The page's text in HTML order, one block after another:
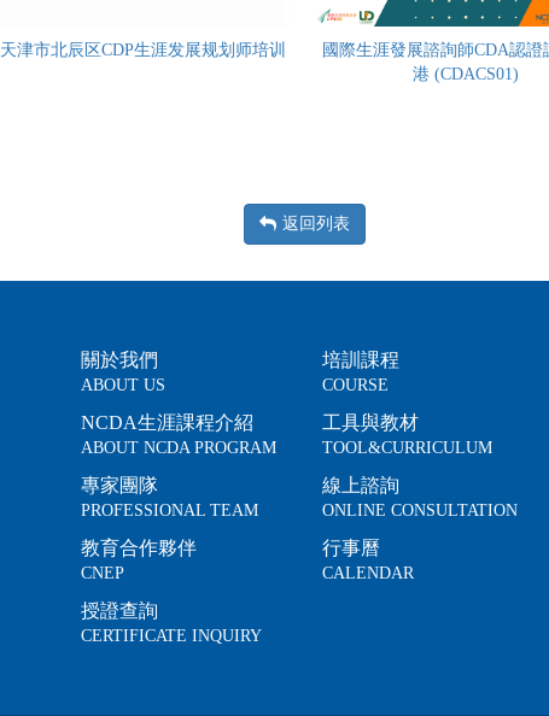
天津市北辰区CDP生涯发展规划师培训
國際生涯發展諮詢師CDA認證
港 (CDACS01)
返回列表
關於我們
ABOUT US
NCDA生涯課程介紹
ABOUT NCDA PROGRAM
專家團隊
PROFESSIONAL TEAM
教育合作夥伴
CNEP
授證查詢
CERTIFICATE INQUIRY
培訓課程
COURSE
工具與教材
TOOL&CURRICULUM
線上諮詢
ONLINE CONSULTATION
行事曆
CALENDAR